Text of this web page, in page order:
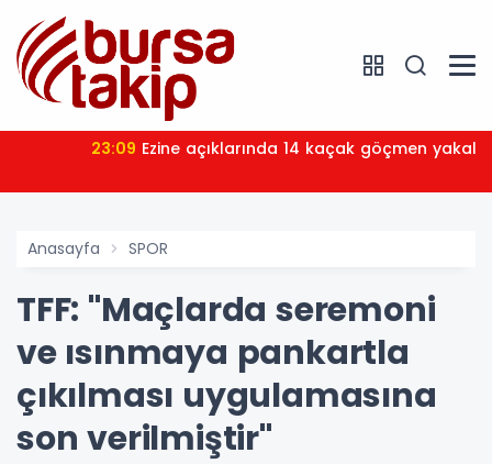
Ezine açıklarında 14 kaçak göçmen yakalandı
Anasayfa SPOR
TFF: "Maçlarda seremoni
ve ısınmaya pankartla
çıkılması uygulamasına
son verilmiştir"